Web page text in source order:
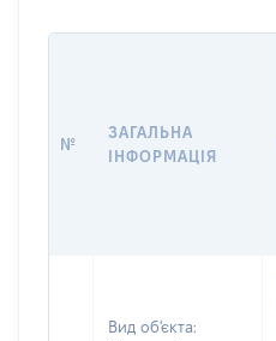
№
ЗАГАЛЬНА
ІНФОРМАЦІЯ
Вид об'єкта: